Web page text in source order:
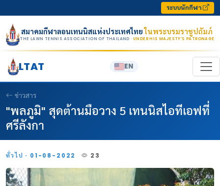
ระบบนักกีฬา
สมาคมกีฬาลอนเทนนิสแห่งประเทศไทยในพระบรมราชูปถัมภ์
THE LAWN TENNIS ASSOCIATION OF THAILAND · UNDER HIS MAJESTY’S PATRONAGE
LTAT EN
ข่าวสาร
"พลภูมิ" สุดต้านมือวาง 5 เทนนิสไอทีเอฟที่
ศรีลังกา
ทั่วไป · 01-08-2022 23